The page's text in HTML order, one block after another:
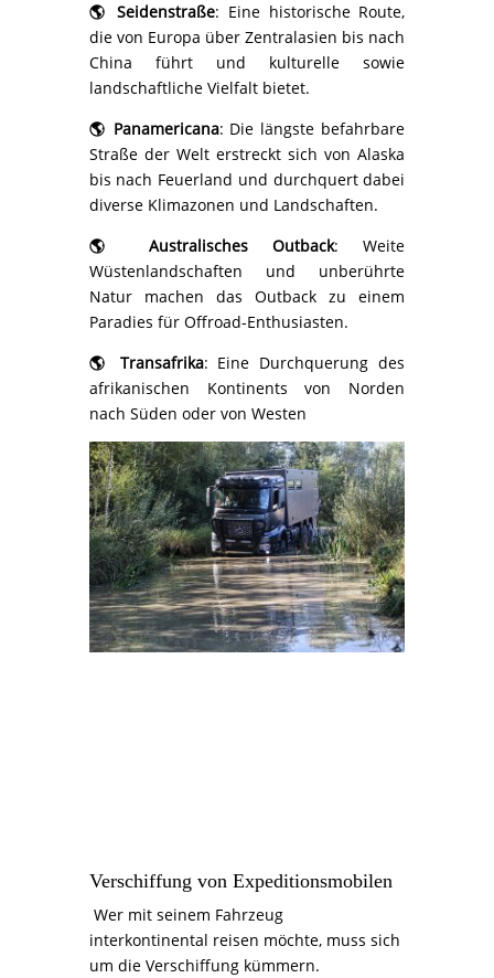
🌎Seidenstraße: Eine historische Route,
die von Europa über Zentralasien bis nach
China führt und kulturelle sowie
landschaftliche Vielfalt bietet.
🌎 Panamericana: Die längste befahrbare
Straße der Welt erstreckt sich von Alaska
bis nach Feuerland und durchquert dabei
diverse Klimazonen und Landschaften.
🌎 Australisches Outback: Weite
Wüstenlandschaften und unberührte
Natur machen das Outback zu einem
Paradies für Offroad-Enthusiasten.
🌎 Transafrika: Eine Durchquerung des
afrikanischen Kontinents von Norden
nach Süden oder von Westen
Verschiffung von Expeditionsmobilen
Wer mit seinem Fahrzeug
interkontinental reisen möchte, muss sich
um die Verschiffung kümmern.